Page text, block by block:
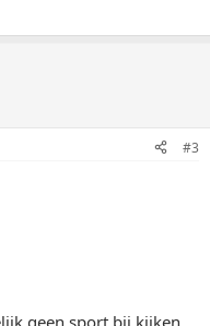
#3
geen sport bij kijken